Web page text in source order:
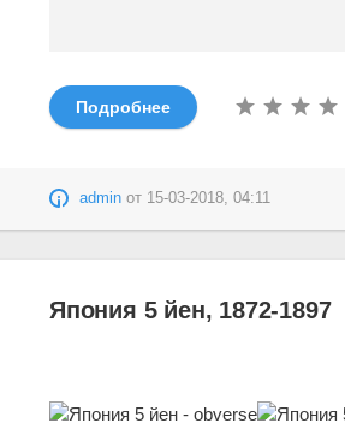
Подробнее
admin от 15-03-2018, 04:11
Япония 5 йен, 1872-1897